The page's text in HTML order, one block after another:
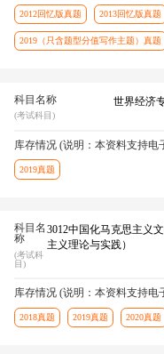
2012回忆版真题 2013回忆版真题
2019（只含题型分值写作主题）真题
科目名称
(考试科目)
世界经济
库存情况 (说明：本资料支持电
2019真题
科目名
称
(考试科
目)
3012中国化马克思主义
主义理论与实践）
库存情况 (说明：本资料支持电
2018真题 2019真题 2020真题